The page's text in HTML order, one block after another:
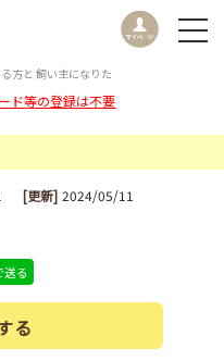
方と 飼い主になりた
ド等の登録は不要
[更新] 2024/05/11
送る
る